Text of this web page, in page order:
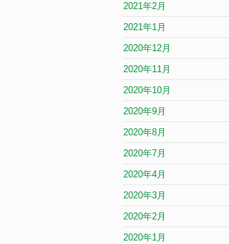
2021年2月
2021年1月
2020年12月
2020年11月
2020年10月
2020年9月
2020年8月
2020年7月
2020年4月
2020年3月
2020年2月
2020年1月